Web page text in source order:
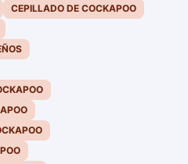
CEPILLADO DE COCKAPOO